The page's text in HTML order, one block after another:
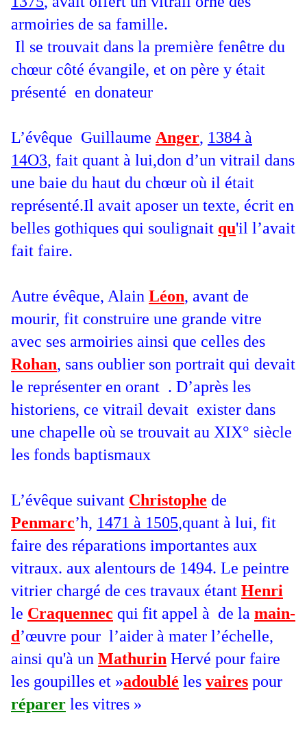
armoiries de sa famille.
Il se trouvait dans la première fenêtre du
chœur côté évangile, et on père y était
présenté en donateur
L’évêque Guillaume Anger, 1384 à
14O3, fait quant à lui,don d’un vitrail dans
une baie du haut du chœur où il était
représenté.Il avait aposer un texte, écrit en
belles gothiques qui soulignait qu'il l’avait
fait faire.
Autre évêque, Alain Léon, avant de
mourir, fit construire une grande vitre
avec ses armoiries ainsi que celles des
Rohan, sans oublier son portrait qui devait
le représenter en orant . D’après les
historiens, ce vitrail devait exister dans
une chapelle où se trouvait au XIX° siècle
les fonds baptismaux
L’évêque suivant Christophe de
Penmarc’h, 1471 à 1505,quant à lui, fit
faire des réparations importantes aux
vitraux. aux alentours de 1494. Le peintre
vitrier chargé de ces travaux étant Henri
le Craquennec qui fit appel à de la main-
d’œuvre pour l’aider à mater l’échelle,
ainsi qu'à un Mathurin Hervé pour faire
les goupilles et »adoublé les vaires pour
réparer les vitres »